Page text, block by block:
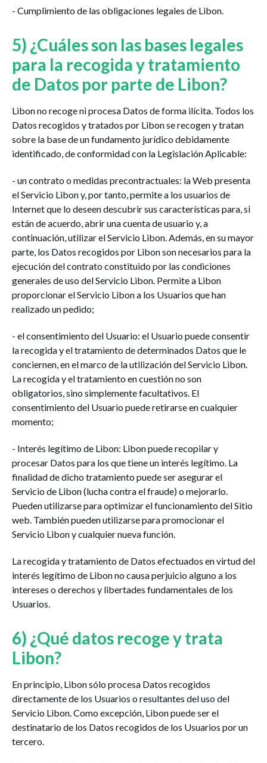
- Cumplimiento de las obligaciones legales de Libon.
5) ¿Cuáles son las bases legales
para la recogida y tratamiento
de Datos por parte de Libon?
Libon no recoge ni procesa Datos de forma ilícita. Todos los
Datos recogidos y tratados por Libon se recogen y tratan
sobre la base de un fundamento jurídico debidamente
identificado, de conformidad con la Legislación Aplicable:
- un contrato o medidas precontractuales: la Web presenta
el Servicio Libon y, por tanto, permite a los usuarios de
Internet que lo deseen descubrir sus características para, si
están de acuerdo, abrir una cuenta de usuario y, a
continuación, utilizar el Servicio Libon. Además, en su mayor
parte, los Datos recogidos por Libon son necesarios para la
ejecución del contrato constituido por las condiciones
generales de uso del Servicio Libon. Permite a Libon
proporcionar el Servicio Libon a los Usuarios que han
realizado un pedido;
- el consentimiento del Usuario: el Usuario puede consentir
la recogida y el tratamiento de determinados Datos que le
conciernen, en el marco de la utilización del Servicio Libon.
La recogida y el tratamiento en cuestión no son
obligatorios, sino simplemente facultativos. El
consentimiento del Usuario puede retirarse en cualquier
momento;
- Interés legítimo de Libon: Libon puede recopilar y
procesar Datos para los que tiene un interés legítimo. La
finalidad de dicho tratamiento puede ser asegurar el
Servicio de Libon (lucha contra el fraude) o mejorarlo.
Pueden utilizarse para optimizar el funcionamiento del Sitio
web. También pueden utilizarse para promocionar el
Servicio Libon y cualquier nueva función.
La recogida y tratamiento de Datos efectuados en virtud del
interés legítimo de Libon no causa perjuicio alguno a los
intereses o derechos y libertades fundamentales de los
Usuarios.
6) ¿Qué datos recoge y trata
Libon?
En principio, Libon sólo procesa Datos recogidos
directamente de los Usuarios o resultantes del uso del
Servicio Libon. Como excepción, Libon puede ser el
destinatario de los Datos recogidos de los Usuarios por un
tercero.